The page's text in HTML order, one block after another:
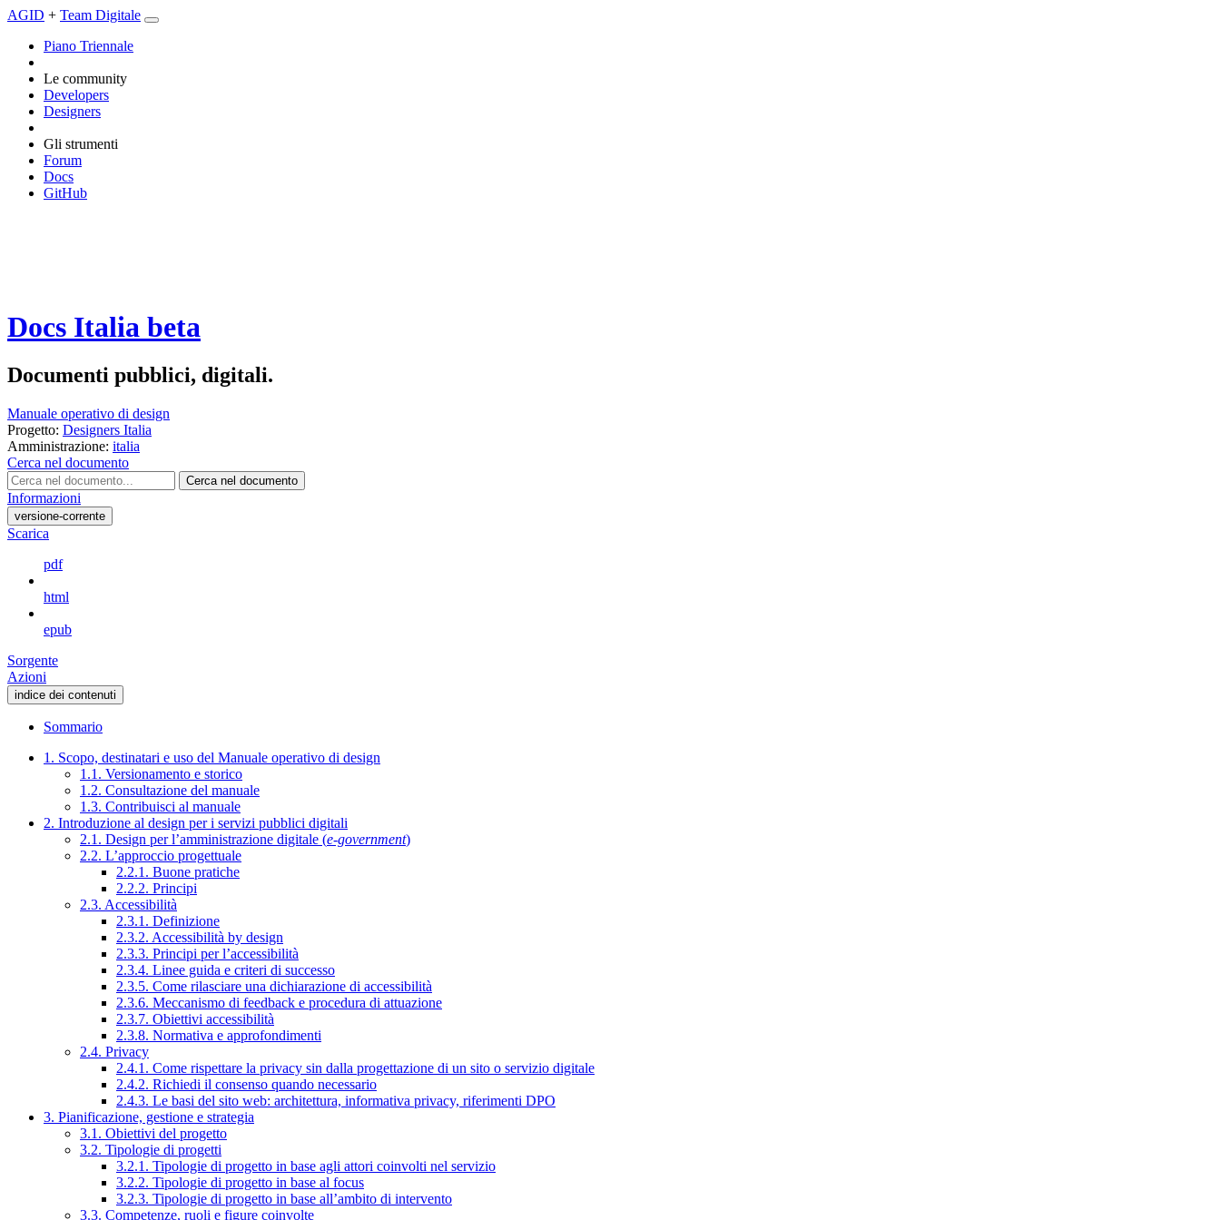
AGID + Team Digitale
Piano Triennale
Le community
Developers
Designers
Gli strumenti
Forum
Docs
GitHub
Docs Italia beta
Documenti pubblici, digitali.
Manuale operativo di design
Progetto: Designers Italia
Amministrazione: italia
Cerca nel documento
Cerca nel documento
Informazioni
versione-corrente
Scarica
pdf
html
epub
Sorgente
Azioni
indice dei contenuti
Sommario
1. Scopo, destinatari e uso del Manuale operativo di design
1.1. Versionamento e storico
1.2. Consultazione del manuale
1.3. Contribuisci al manuale
2. Introduzione al design per i servizi pubblici digitali
2.1. Design per l’amministrazione digitale (e-government)
2.2. L’approccio progettuale
2.2.1. Buone pratiche
2.2.2. Principi
2.3. Accessibilità
2.3.1. Definizione
2.3.2. Accessibilità by design
2.3.3. Principi per l’accessibilità
2.3.4. Linee guida e criteri di successo
2.3.5. Come rilasciare una dichiarazione di accessibilità
2.3.6. Meccanismo di feedback e procedura di attuazione
2.3.7. Obiettivi accessibilità
2.3.8. Normativa e approfondimenti
2.4. Privacy
2.4.1. Come rispettare la privacy sin dalla progettazione di un sito o servizio digitale
2.4.2. Richiedi il consenso quando necessario
2.4.3. Le basi del sito web: architettura, informativa privacy, riferimenti DPO
3. Pianificazione, gestione e strategia
3.1. Obiettivi del progetto
3.2. Tipologie di progetti
3.2.1. Tipologie di progetto in base agli attori coinvolti nel servizio
3.2.2. Tipologie di progetto in base al focus
3.2.3. Tipologie di progetto in base all’ambito di intervento
3.3. Competenze, ruoli e figure coinvolte